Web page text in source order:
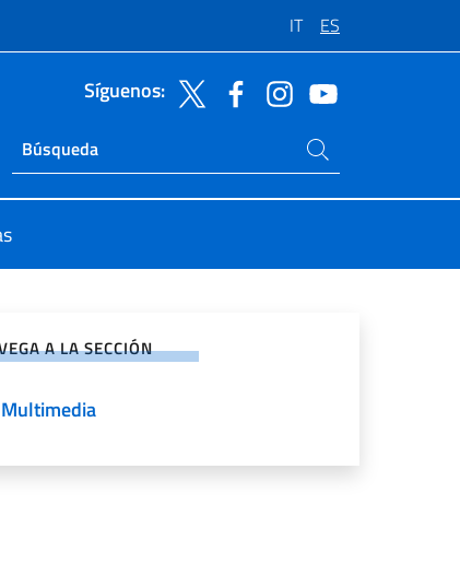
IT ES
Síguenos:
Ricerca sito live
Buscar en el sitio
A LA SECCIÓN
Multimedia